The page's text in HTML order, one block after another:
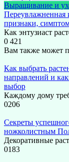
Выращивание и
Переувлажненная
признаки,
Как энтузиаст
0 421
Вам также может
Как выбрать
направлений и
выбор
Каждому дому
0206
Секреты
ножколистным
Декоративные
0183